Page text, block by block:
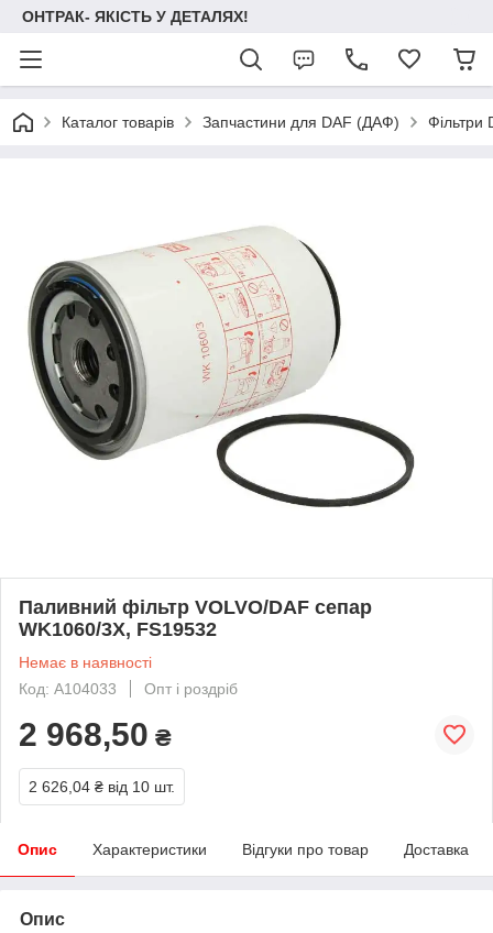
ОНТРАК- ЯКІСТЬ У ДЕТАЛЯХ!
Каталог товарів Запчастини для DAF (ДАФ) Фільтри
Паливний фільтр VOLVO/DAF сепар
WK1060/3X, FS19532
Немає в наявності
Код: A104033
Опт і роздріб
2 968,50 ₴
2 626,04 ₴ від 10 шт.
Опис Характеристики Відгуки про товар Доставка
Опис